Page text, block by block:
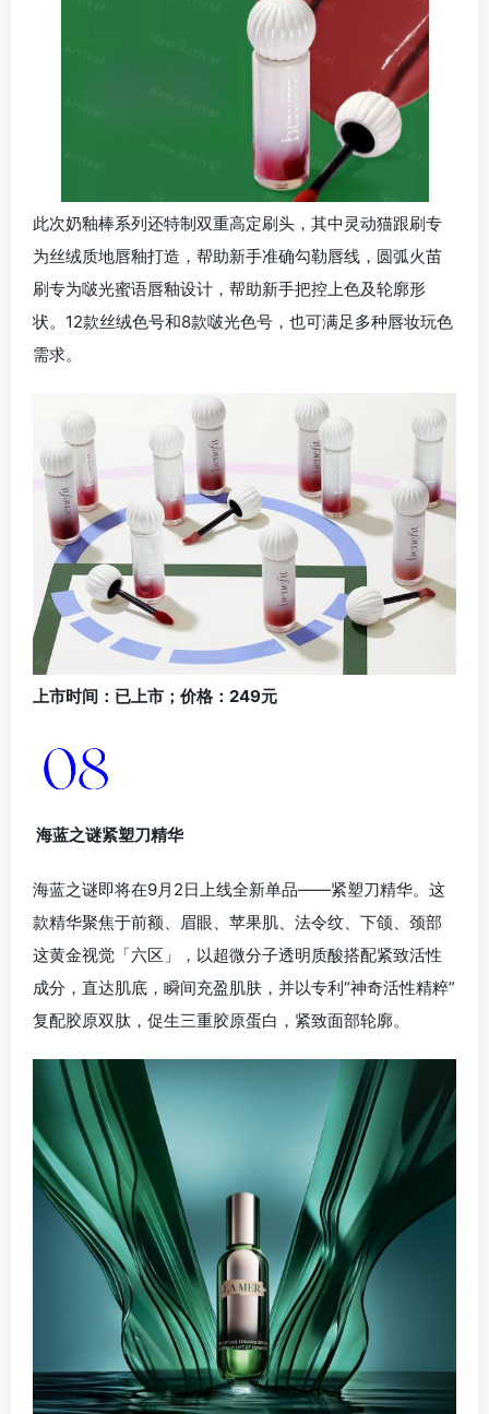
此次奶釉棒系列还特制双重高定刷头，其中灵动猫跟刷专
为丝绒质地唇釉打造，帮助新手准确勾勒唇线，圆弧火苗
刷专为啵光蜜语唇釉设计，帮助新手把控上色及轮廓形
状。12款丝绒色号和8款啵光色号，也可满足多种唇妆玩色
需求。
上市时间：已上市；价格：249元
海蓝之谜紧塑刀精华
海蓝之谜即将在9月2日上线全新单品——紧塑刀精华。这
款精华聚焦于前额、眉眼、苹果肌、法令纹、下颌、颈部
这黄金视觉「六区」，以超微分子透明质酸搭配紧致活性
成分，直达肌底，瞬间充盈肌肤，并以专利“神奇活性精粹”
复配胶原双肽，促生三重胶原蛋白，紧致面部轮廓。